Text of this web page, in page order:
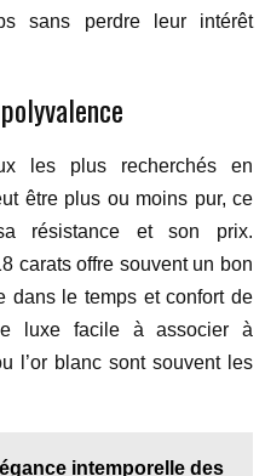
sans perdre leur intérêt
les plus recherchés en
être plus ou moins pur, ce
résistance et son prix.
carats offre souvent un bon
dans le temps et confort de
luxe facile à associer à
l’or blanc sont souvent les
intemporelle des